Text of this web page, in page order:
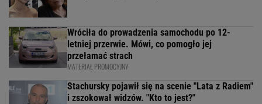
Wróciła do prowadzenia samochodu po 12-
letniej przerwie. Mówi, co pomogło jej
przełamać strach
MATERIAŁ PROMOCYJNY
Stachursky pojawił się na scenie "Lata z Radiem"
i zszokował widzów. "Kto to jest?"